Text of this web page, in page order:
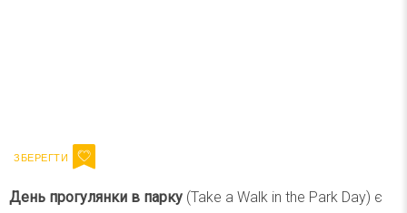
День прогулянки в парку (Take a Walk in the Park Day) є